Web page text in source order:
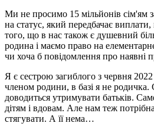
Ми не просимо 15 мільйонів сім'ям
на статус, який передбачає
того, що в нас також є душевний
родина і маємо право на
чи хоча б повідомлення про наявні
Я є сестрою загиблого з червня
членом родини, в базі я не родичка.
доводиться утримувати батьків.
дітям і вдовам. Але нам теж
стягувати. А її нема…